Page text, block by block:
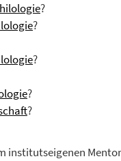
?
?
?
?
?
institutseigenen